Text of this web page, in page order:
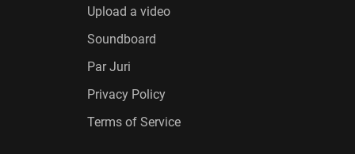
Upload a video
Soundboard
Par Juri
Privacy Policy
Terms of Service